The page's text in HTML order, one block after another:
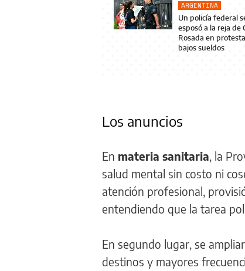
ARGENTINA
Un policía federal
esposó a la reja de
Rosada en
bajos sueldos
Los anuncios
En materia sanitaria, la
salud mental sin costo ni
atención profesional,
entendiendo que la tarea
En segundo lugar, se
destinos y mayores